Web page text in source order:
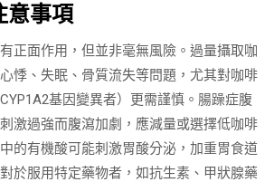
意事項
正面作用，但並非毫無風險。過量攝取咖
悸、失眠、骨質流失等問題，尤其對咖啡
基因變異者）更需謹慎。腸躁症腹
激過強而腹瀉加劇，應減量或選擇低咖啡
的有機酸可能刺激胃酸分泌，加重胃食道
於服用特定藥物者，如抗生素、甲狀腺藥